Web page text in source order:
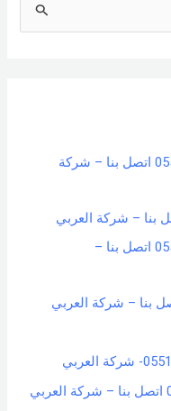
صيانة مكائن القهوة بحائل – 0551154864 اتصل بنا – شركة
شركة صيانة مكيفات بحائل -0551154864 اتصل بنا –